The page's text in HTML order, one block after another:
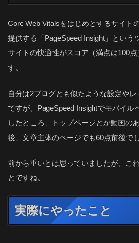
Core Web Vitalsをはじめとするサイト
提供する「PageSpeed Insight」という
サイトの快適性がスコア（満点は100
す。
自分は2ブログとも似たような設定や
ですが、PageSpeed Insightでモバイル
したところ、トップページとか動画の
後、文章主体のページでも60点前後でし
前から重いとは思っていましたが、こ
とですね。
実際にやったこと